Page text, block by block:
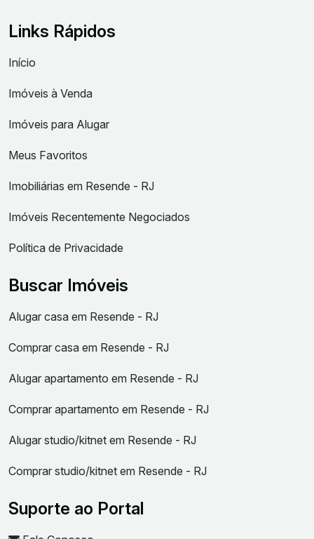
Links Rápidos
Início
Imóveis à Venda
Imóveis para Alugar
Meus Favoritos
Imobiliárias em Resende - RJ
Imóveis Recentemente Negociados
Política de Privacidade
Buscar Imóveis
Alugar casa em Resende - RJ
Comprar casa em Resende - RJ
Alugar apartamento em Resende - RJ
Comprar apartamento em Resende - RJ
Alugar studio/kitnet em Resende - RJ
Comprar studio/kitnet em Resende - RJ
Suporte ao Portal